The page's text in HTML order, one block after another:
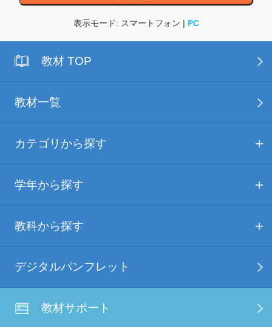
表示モード: スマートフォン | PC
教材 TOP
教材一覧
カテゴリから探す
学年から探す
教科から探す
デジタルパンフレット
教材サポート